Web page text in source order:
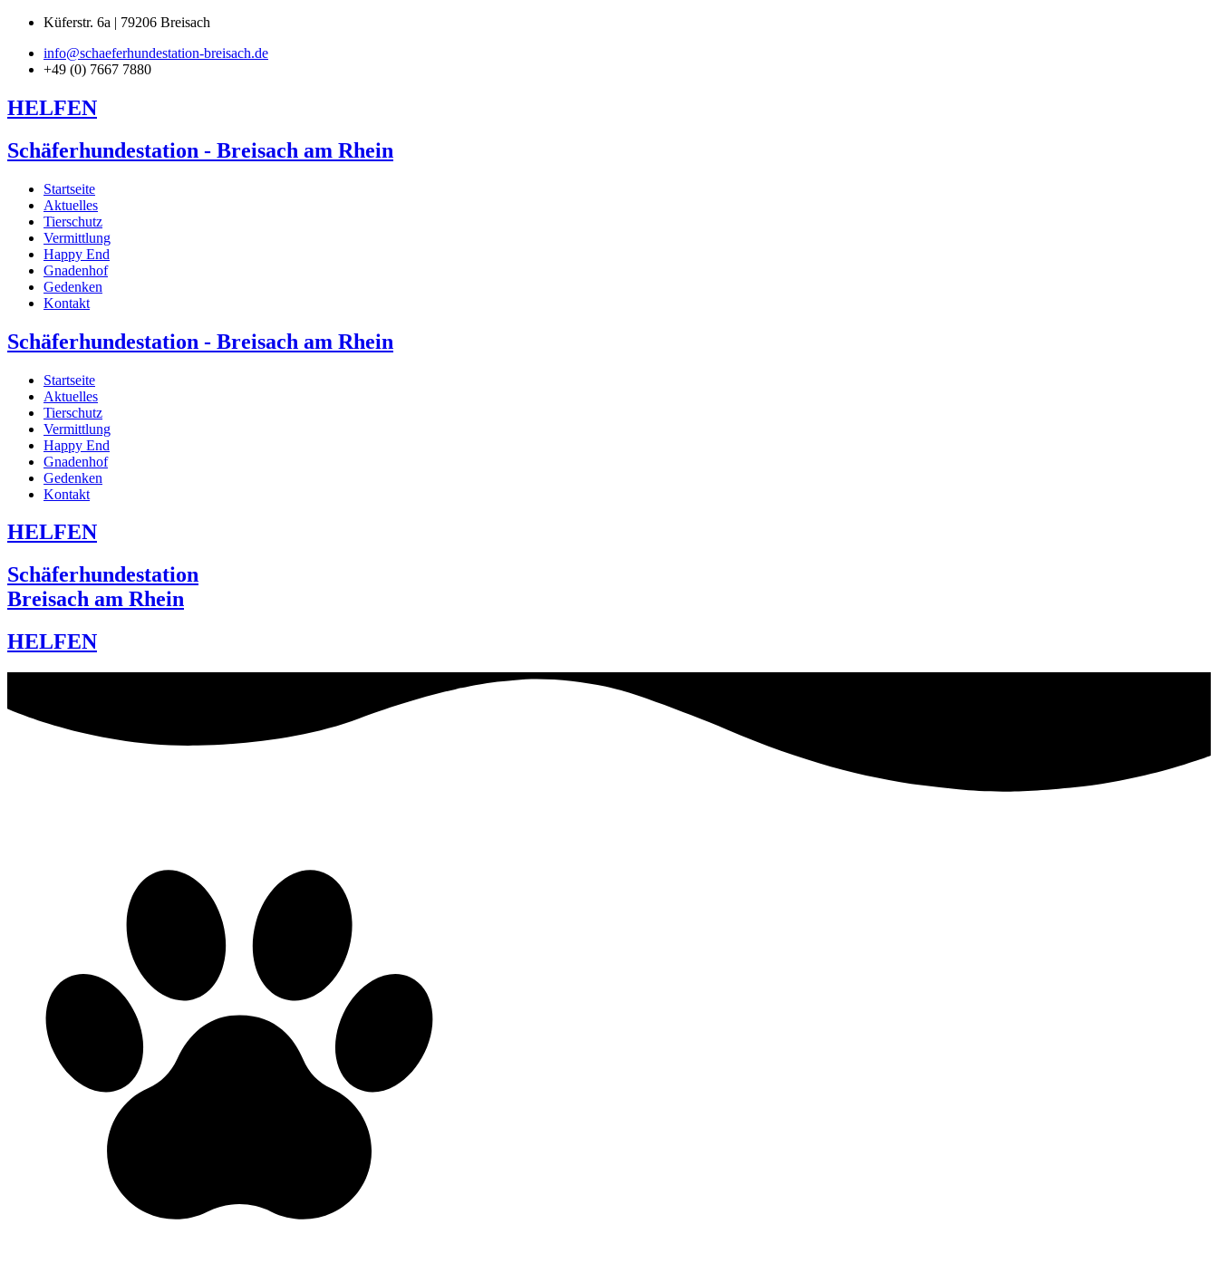
Küferstr. 6a | 79206 Breisach
info@schaeferhundestation-breisach.de
+49 (0) 7667 7880
HELFEN
Schäferhundestation - Breisach am Rhein
Startseite
Aktuelles
Tierschutz
Vermittlung
Happy End
Gnadenhof
Gedenken
Kontakt
Schäferhundestation - Breisach am Rhein
Startseite
Aktuelles
Tierschutz
Vermittlung
Happy End
Gnadenhof
Gedenken
Kontakt
HELFEN
Schäferhundestation
Breisach am Rhein
HELFEN